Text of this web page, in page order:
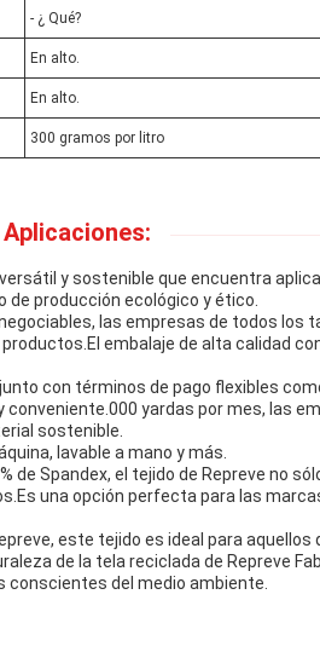
- ¿ Qué?
En alto.
En alto.
300 gramos por litro
Aplicaciones:
y sostenible que encuentra
de producción ecológico y ético.
las empresas de todos los
embalaje de alta calidad
con términos de pago flexibles
yardas por mes, las
sostenible.
lavable a mano y más.
de Spandex, el tejido de Repreve no
una opción perfecta para las
este tejido es ideal para aquellos
de la tela reciclada de Repreve
conscientes del medio ambiente.